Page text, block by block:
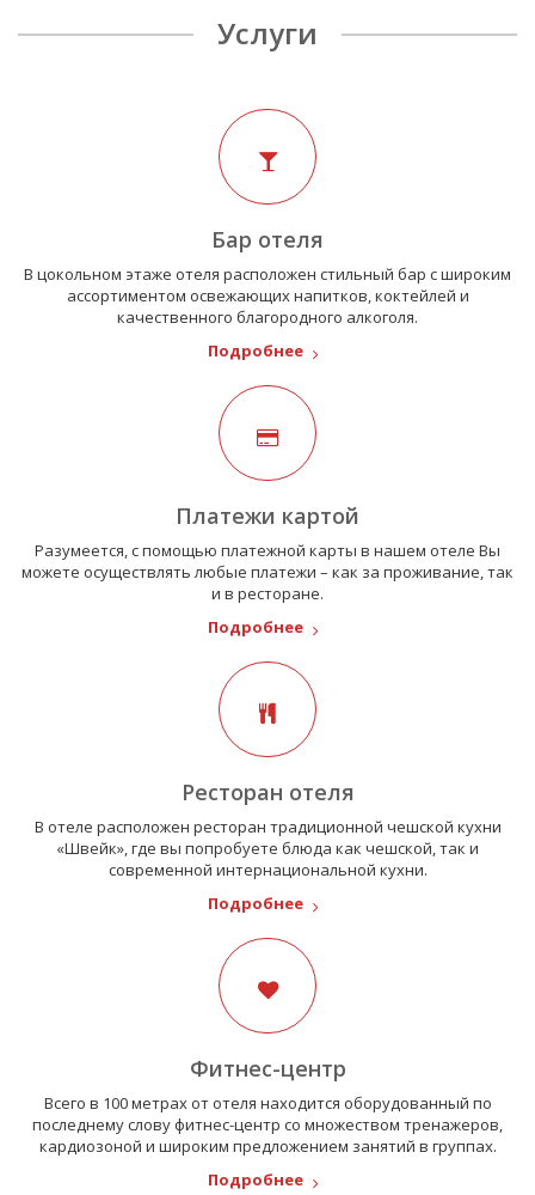
Услуги
Бар отеля
В цокольном этаже отеля расположен стильный бар с широким
ассортиментом освежающих напитков, коктейлей и
качественного благородного алкоголя.
Подробнее
Платежи картой
Разумеется, с помощью платежной карты в нашем отеле Вы
можете осуществлять любые платежи – как за проживание, так
и в ресторане.
Подробнее
Ресторан отеля
В отеле расположен ресторан традиционной чешской кухни
«Швейк», где вы попробуете блюда как чешской, так и
современной интернациональной кухни.
Подробнее
Фитнес-центр
Всего в 100 метрах от отеля находится оборудованный по
последнему слову фитнес-центр со множеством тренажеров,
кардиозоной и широким предложением занятий в группах.
Подробнее